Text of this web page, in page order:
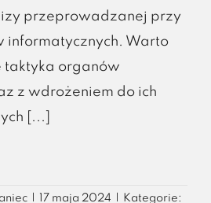
przeprowadzanej przy
informatycznych. Warto
taktyka organów
z wdrożeniem do ich
[...]
17 maja 2024
Kategorie: